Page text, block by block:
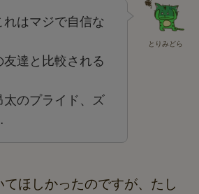
とりみどら
れはマジで自信な
友達と比較される
のプライド、ズ
ほしかったのですが、たし